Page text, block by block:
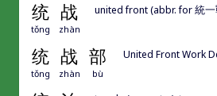
统 战
tǒng zhàn
united front (abbr. for 統
统 战 部
tǒng zhàn bù
United Front Work